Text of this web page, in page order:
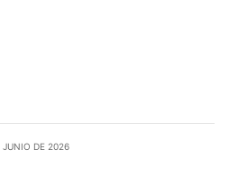
JUNIO DE 2026